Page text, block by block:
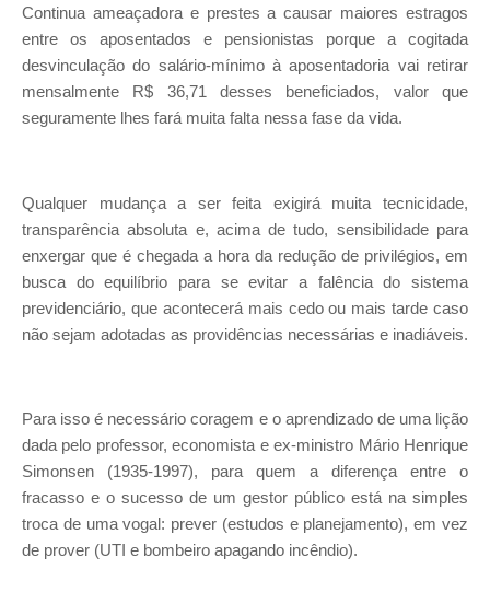
Continua ameaçadora e prestes a causar maiores estragos
entre os aposentados e pensionistas porque a cogitada
desvinculação do salário-mínimo à aposentadoria vai retirar
mensalmente R$ 36,71 desses beneficiados, valor que
seguramente lhes fará muita falta nessa fase da vida.
Qualquer mudança a ser feita exigirá muita tecnicidade,
transparência absoluta e, acima de tudo, sensibilidade para
enxergar que é chegada a hora da redução de privilégios, em
busca do equilíbrio para se evitar a falência do sistema
previdenciário, que acontecerá mais cedo ou mais tarde caso
não sejam adotadas as providências necessárias e inadiáveis.
Para isso é necessário coragem e o aprendizado de uma lição
dada pelo professor, economista e ex-ministro Mário Henrique
Simonsen (1935-1997), para quem a diferença entre o
fracasso e o sucesso de um gestor público está na simples
troca de uma vogal: prever (estudos e planejamento), em vez
de prover (UTI e bombeiro apagando incêndio).